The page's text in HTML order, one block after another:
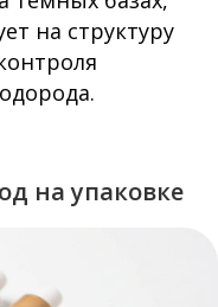
на структуру
на упаковке